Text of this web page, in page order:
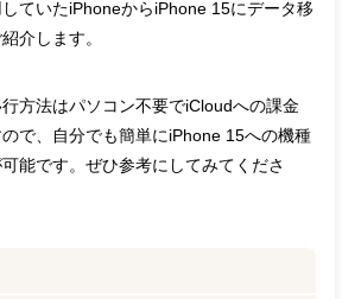
ていたiPhoneからiPhone 15にデータ移
介します。
方法はパソコン不要でiCloudへの課金
で、自分でも簡単にiPhone 15への機種
能です。ぜひ参考にしてみてくださ